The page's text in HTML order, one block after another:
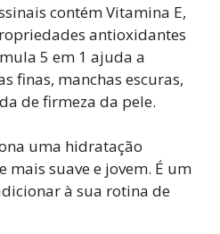
contém Vitamina E,
antioxidantes
5 em 1 ajuda a
finas, manchas escuras,
de firmeza da pele.
uma hidratação
mais suave e jovem. É um
à sua rotina de